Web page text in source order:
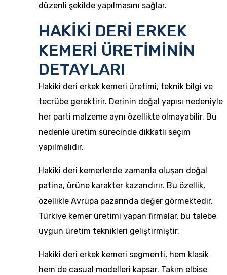
düzenli şekilde yapılmasını sağlar.
HAKİKİ DERİ ERKEK
KEMERİ ÜRETİMİNİN
DETAYLARI
Hakiki deri erkek kemeri üretimi, teknik bilgi ve
tecrübe gerektirir. Derinin doğal yapısı nedeniyle
her parti malzeme aynı özellikte olmayabilir. Bu
nedenle üretim sürecinde dikkatli seçim
yapılmalıdır.
Hakiki deri kemerlerde zamanla oluşan doğal
patina, ürüne karakter kazandırır. Bu özellik,
özellikle Avrupa pazarında değer görmektedir.
Türkiye kemer üretimi yapan firmalar, bu talebe
uygun üretim teknikleri geliştirmiştir.
Hakiki deri erkek kemeri segmenti, hem klasik
hem de casual modelleri kapsar. Takım elbise